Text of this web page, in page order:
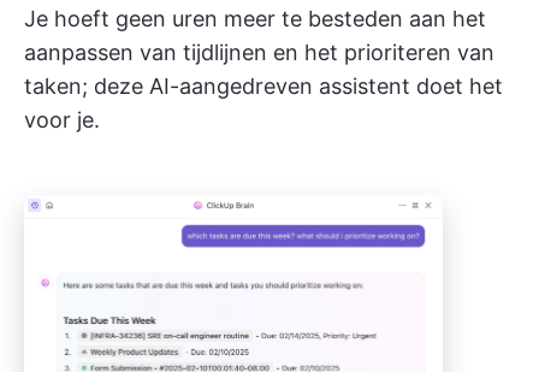
Je hoeft geen uren meer te besteden aan het
aanpassen van tijdlijnen en het prioriteren van
taken; deze AI-aangedreven assistent doet het
voor je.